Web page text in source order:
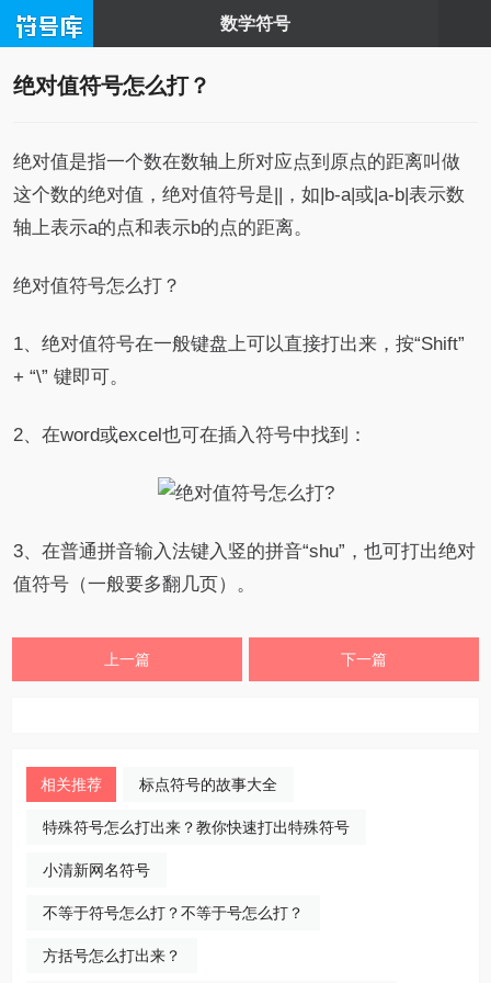
数学符号
绝对值符号怎么打？
绝对值是指一个数在数轴上所对应点到原点的距离叫做
这个数的绝对值，绝对值符号是||，如|b-a|或|a-b|表示数
轴上表示a的点和表示b的点的距离。
绝对值符号怎么打？
1、绝对值符号在一般键盘上可以直接打出来，按“Shift”
+ “\” 键即可。
2、在word或excel也可在插入符号中找到：
3、在普通拼音输入法键入竖的拼音“shu”，也可打出绝对
值符号（一般要多翻几页）。
上一篇 下一篇
相关推荐 标点符号的故事大全
特殊符号怎么打出来？教你快速打出特殊符号
小清新网名符号
不等于符号怎么打？不等于号怎么打？
方括号怎么打出来？